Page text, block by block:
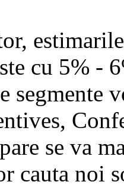
cu 5% -
segmente
se va
cauta noi